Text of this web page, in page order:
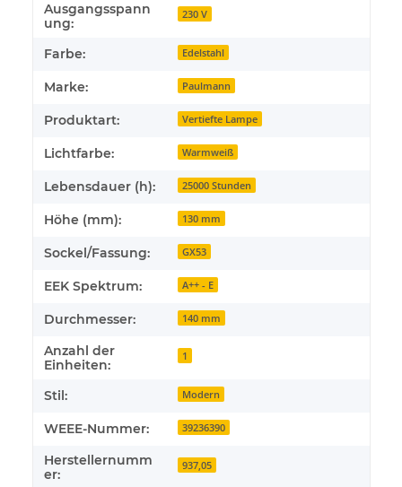
Produkteigenschaft
Wert
Ausgangsspann
ung:
230 V
Farbe: Edelstahl
Marke: Paulmann
Produktart: Vertiefte Lampe
Lichtfarbe: Warmweiß
Lebensdauer (h): 25000 Stunden
Höhe (mm): 130 mm
Sockel/Fassung: GX53
EEK Spektrum: A++ - E
Durchmesser: 140 mm
Anzahl der
Einheiten:
1
Stil: Modern
WEEE-Nummer: 39236390
Herstellernumm
er:
937,05